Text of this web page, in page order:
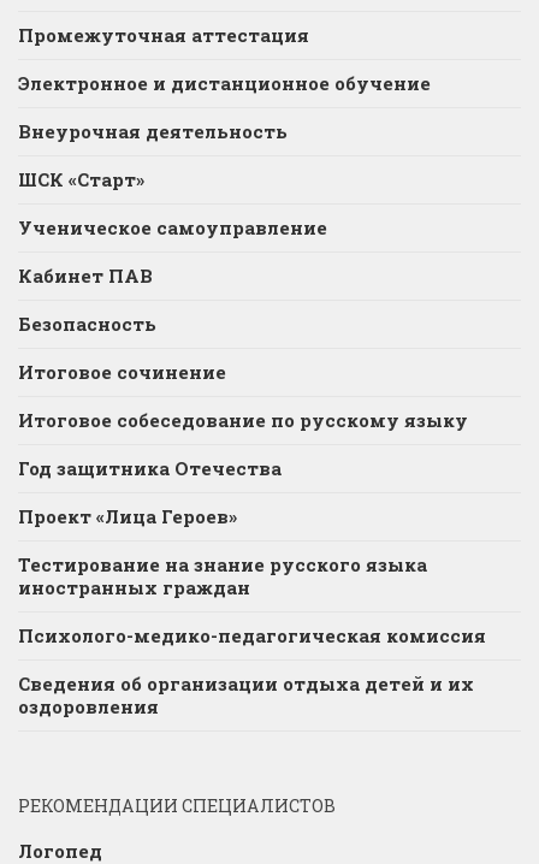
Промежуточная аттестация
Электронное и дистанционное обучение
Внеурочная деятельность
ШСК «Старт»
Ученическое самоуправление
Кабинет ПАВ
Безопасность
Итоговое сочинение
Итоговое собеседование по русскому языку
Год защитника Отечества
Проект «Лица Героев»
Тестирование на знание русского языка
иностранных граждан
Психолого-медико-педагогическая комиссия
Сведения об организации отдыха детей и их
оздоровления
РЕКОМЕНДАЦИИ СПЕЦИАЛИСТОВ
Логопед